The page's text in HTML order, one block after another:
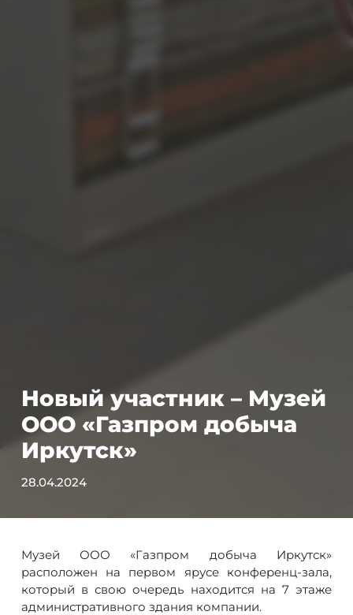
Новый участник – Музей
ООО «Газпром добыча
Иркутск»
28.04.2024
Музей ООО «Газпром добыча Иркутск»
расположен на первом ярусе конференц-зала,
который в свою очередь находится на 7 этаже
административного здания компании.